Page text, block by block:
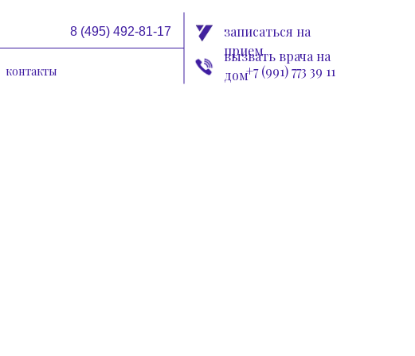
вызвать врача на
дом+7 (991) 773 39 11
записаться на
прием
8 (495) 492-81-17
контакты